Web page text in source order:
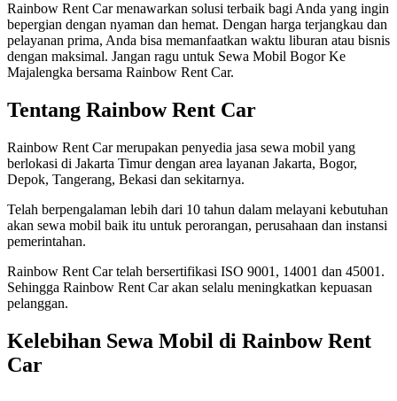
Rainbow Rent Car menawarkan solusi terbaik bagi Anda yang ingin
bepergian dengan nyaman dan hemat. Dengan harga terjangkau dan
pelayanan prima, Anda bisa memanfaatkan waktu liburan atau bisnis
dengan maksimal. Jangan ragu untuk Sewa Mobil Bogor Ke
Majalengka bersama Rainbow Rent Car.
Tentang Rainbow Rent Car
Rainbow Rent Car merupakan penyedia jasa sewa mobil yang
berlokasi di Jakarta Timur dengan area layanan Jakarta, Bogor,
Depok, Tangerang, Bekasi dan sekitarnya.
Telah berpengalaman lebih dari 10 tahun dalam melayani kebutuhan
akan sewa mobil baik itu untuk perorangan, perusahaan dan instansi
pemerintahan.
Rainbow Rent Car telah bersertifikasi ISO 9001, 14001 dan 45001.
Sehingga Rainbow Rent Car akan selalu meningkatkan kepuasan
pelanggan.
Kelebihan Sewa Mobil di Rainbow Rent
Car